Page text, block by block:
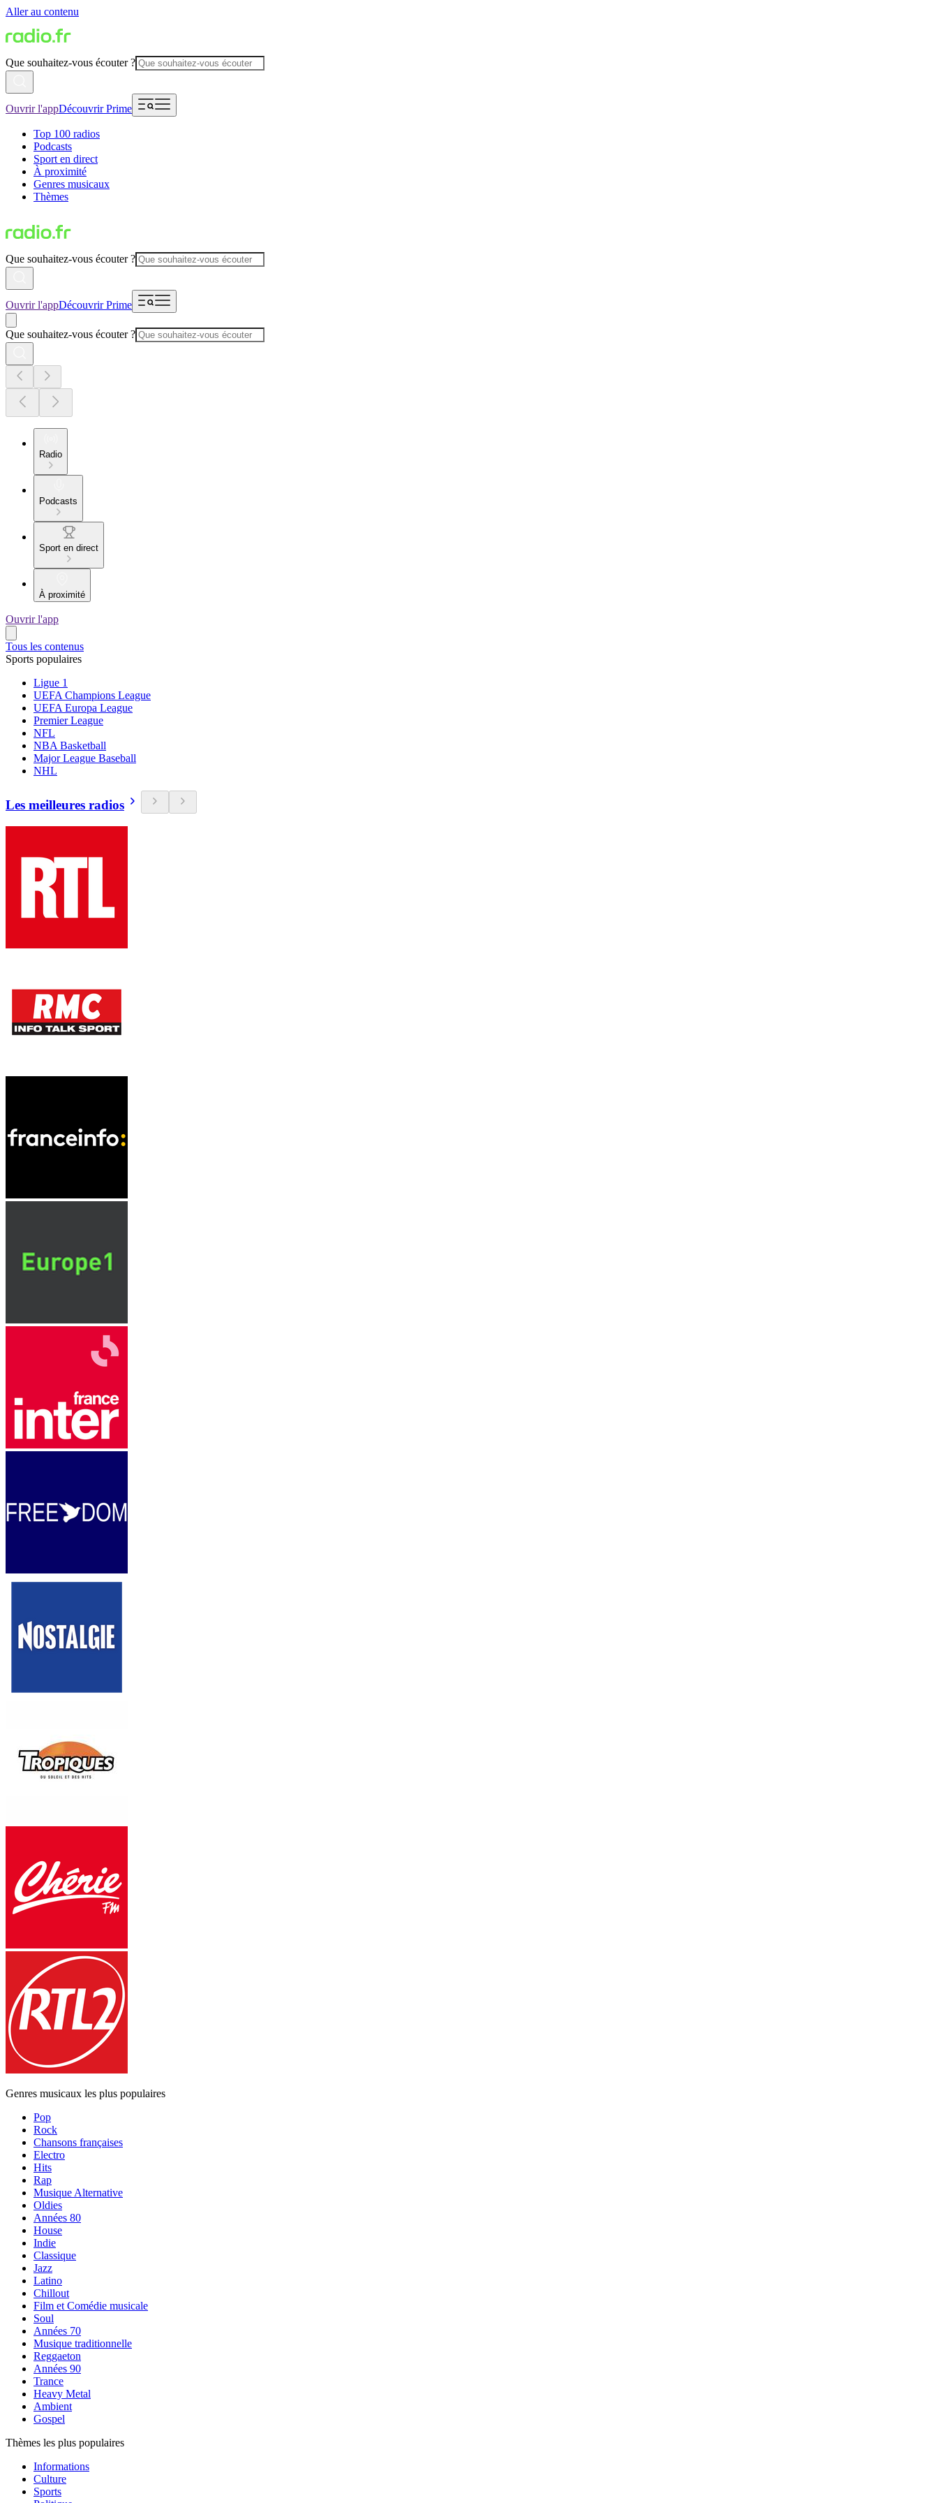
Aller au contenu
Que souhaitez-vous écouter ?
Ouvrir l'appDécouvrir Prime
Top 100 radios
Podcasts
Sport en direct
À proximité
Genres musicaux
Thèmes
Que souhaitez-vous écouter ?
Ouvrir l'appDécouvrir Prime
Que souhaitez-vous écouter ?
Radio
Podcasts
Sport en direct
À proximité
Ouvrir l'app
Tous les contenus
Sports populaires
Ligue 1
UEFA Champions League
UEFA Europa League
Premier League
NFL
NBA Basketball
Major League Baseball
NHL
Les meilleures radios
Genres musicaux les plus populaires
Pop
Rock
Chansons françaises
Electro
Hits
Rap
Musique Alternative
Oldies
Années 80
House
Indie
Classique
Jazz
Latino
Chillout
Film et Comédie musicale
Soul
Années 70
Musique traditionnelle
Reggaeton
Années 90
Trance
Heavy Metal
Ambient
Gospel
Thèmes les plus populaires
Informations
Culture
Sports